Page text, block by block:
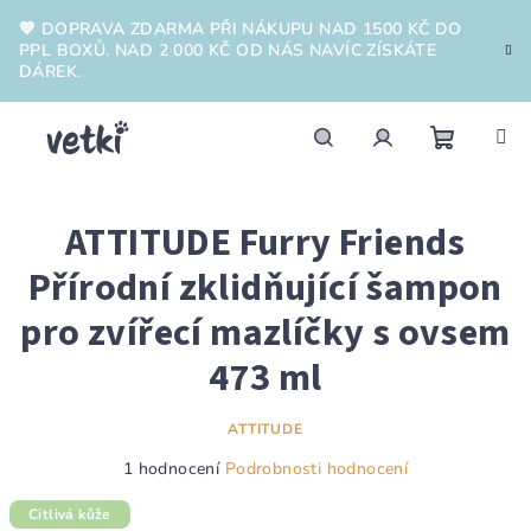
obsah
💙 DOPRAVA ZDARMA PŘI NÁKUPU NAD 1500 KČ DO
PPL BOXŮ. NAD 2 000 KČ OD NÁS NAVÍC ZÍSKÁTE
DÁREK.
košík
ATTITUDE Furry Friends
Přírodní zklidňující šampon
pro zvířecí mazlíčky s ovsem
473 ml
ATTITUDE
Průměrné
produktu
1 hodnocení Podrobnosti hodnocení
Citlivá kůže